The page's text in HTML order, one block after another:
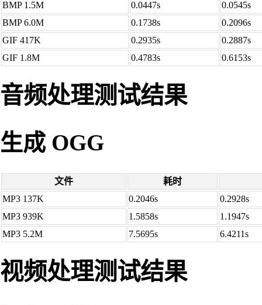
BMP 1.5M
0.0447s
0.0545s
BMP 6.0M
0.1738s
0.2096s
GIF 417K
0.2935s
0.2887s
GIF 1.8M
0.4783s 0.6153s
音频处理测试结果
生成 OGG
文件
耗时
MP3 137K
0.2046s
0.2928s
MP3 939K
1.5858s
1.1947s
MP3 5.2M
7.5695s 6.4211s
视频处理测试结果